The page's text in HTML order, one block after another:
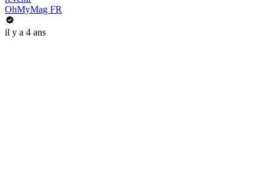
OhMyMag FR
il y a 4 ans